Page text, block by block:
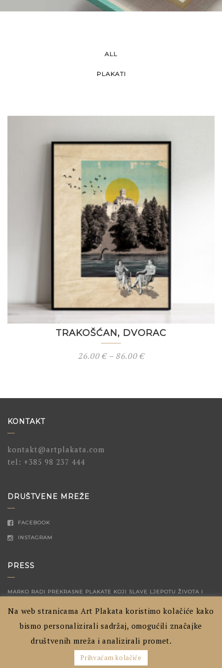
ALL
PLAKATI
TRAKOŠĆAN, DVORAC
26.00€– 86.00€
KONTAKT
kontakt@artplakata.com
tel: +385 98 237 444
DRUŠTVENE MREŽE
FACEBOOK
INSTAGRAM
PRESS
MARKO RADI PREKRASNE PLAKATE KOJI SLAVE LJEPOTU ŽIVOTA I
ARTPLAKATA – HRVATSKI GRADOVI PRIKAZANI NA NAČIN KOJI JOŠ
NISTE VIDJELI 04/09/2020
ART PLAKATA © 2021. WEB BY KIOSKSTUDIO
Na web stranicama Art Plakata koristimo kolačiće kako
bismo personalizirali sadržaj, omogućili značajke
društvenih mreža i analizirali promet.
Prihvaćam kolačiće